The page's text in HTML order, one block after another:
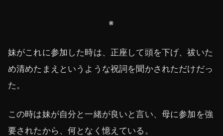
※
妹がこれに参加した時は、正座して頭を下げ、祓いた
め清めたまえというような祝詞を聞かされただけだっ
た。
この時は妹が自分と一緒が良いと言い、母に参加を強
要されたから、何となく憶えている。